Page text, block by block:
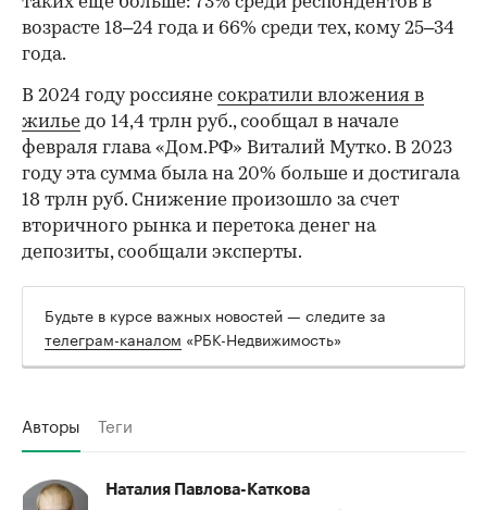
возрасте 18–24 года и 66% среди тех, кому 25–34
года.
В 2024 году россияне сократили вложения в
жилье до 14,4 трлн руб., сообщал в начале
февраля глава «Дом.РФ» Виталий Мутко. В 2023
году эта сумма была на 20% больше и достигала
18 трлн руб. Снижение произошло за счет
вторичного рынка и перетока денег на
депозиты, сообщали эксперты.
Будьте в курсе важных новостей — следите за
телеграм-каналом «РБК-Недвижимость»
Авторы Теги
Наталия Павлова-Каткова